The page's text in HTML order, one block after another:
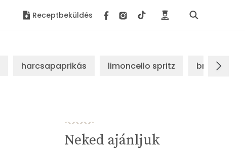
Receptbeküldés
harcsapaprikás limoncello spritz brassói
Neked ajánljuk